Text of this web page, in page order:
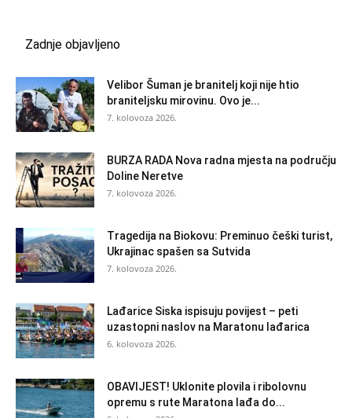
Zadnje objavljeno
Velibor Šuman je branitelj koji nije htio
braniteljsku mirovinu. Ovo je...
7. kolovoza 2026.
BURZA RADA Nova radna mjesta na području
Doline Neretve
7. kolovoza 2026.
Tragedija na Biokovu: Preminuo češki turist,
Ukrajinac spašen sa Sutvida
7. kolovoza 2026.
Lađarice Siska ispisuju povijest – peti
uzastopni naslov na Maratonu lađarica
6. kolovoza 2026.
OBAVIJEST! Uklonite plovila i ribolovnu
opremu s rute Maratona lađa do...